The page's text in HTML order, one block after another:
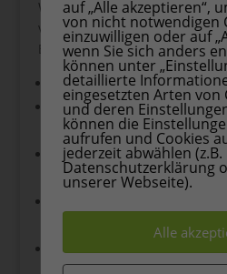
Wenn du das Malen-nach-
verschenken möchtest, kannst
Extras aufwerten:
Schöne
Ein zusätzlicher Pinsel
Malkasten
Eine Duftkerze oder ein
Stunden
Ein handgeschriebener
auf „Alle akzeptieren“,
von nicht notwendigen
einzuwilligen oder auf
wenn Sie sich anders
können unter
detaillierte
eingesetzten Arten von
und deren
können die
aufrufen und Cookies
jederzeit abwählen
Datenschutzerklärung
unserer Webseite).
Alle